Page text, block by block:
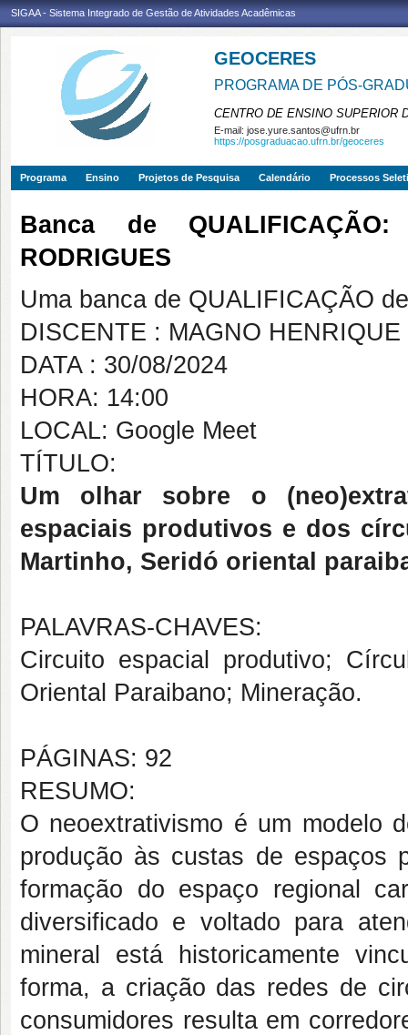
SIGAA - Sistema Integrado de Gestão de Atividades Acadêmicas
GEOCERES
PROGRAMA DE PÓS-
CENTRO DE ENSINO SUPERIOR
E-mail: jose.yure.santos@ufrn.br
https://posgraduacao.ufrn.br/geoceres
Programa Ensino Projetos de Pesquisa Calendário Processos
Banca de
RODRIGUES
Uma banca de QUALIFICAÇÃO
DISCENTE : MAGNO
DATA : 30/08/2024
HORA: 14:00
LOCAL: Google Meet
TÍTULO:
Um olhar sobre o
espaciais produtivos e dos
Martinho, Seridó oriental
PALAVRAS-CHAVES:
Circuito espacial produtivo;
Oriental Paraibano; Mineração.
PÁGINAS: 92
RESUMO:
O neoextrativismo é um modelo
produção às custas de espaços
formação do espaço regional
diversificado e voltado para
mineral está historicamente
forma, a criação das redes de
consumidores resulta em